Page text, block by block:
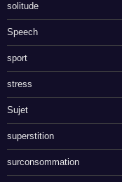
solitude
Speech
sport
stress
Sujet
superstition
surconsommation